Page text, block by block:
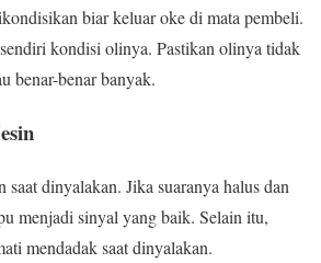
biar keluar oke di mata pembeli.
kondisi olinya. Pastikan olinya tidak
benar-benar banyak.
saat dinyalakan. Jika suaranya halus dan
menjadi sinyal yang baik. Selain itu,
mendadak saat dinyalakan.